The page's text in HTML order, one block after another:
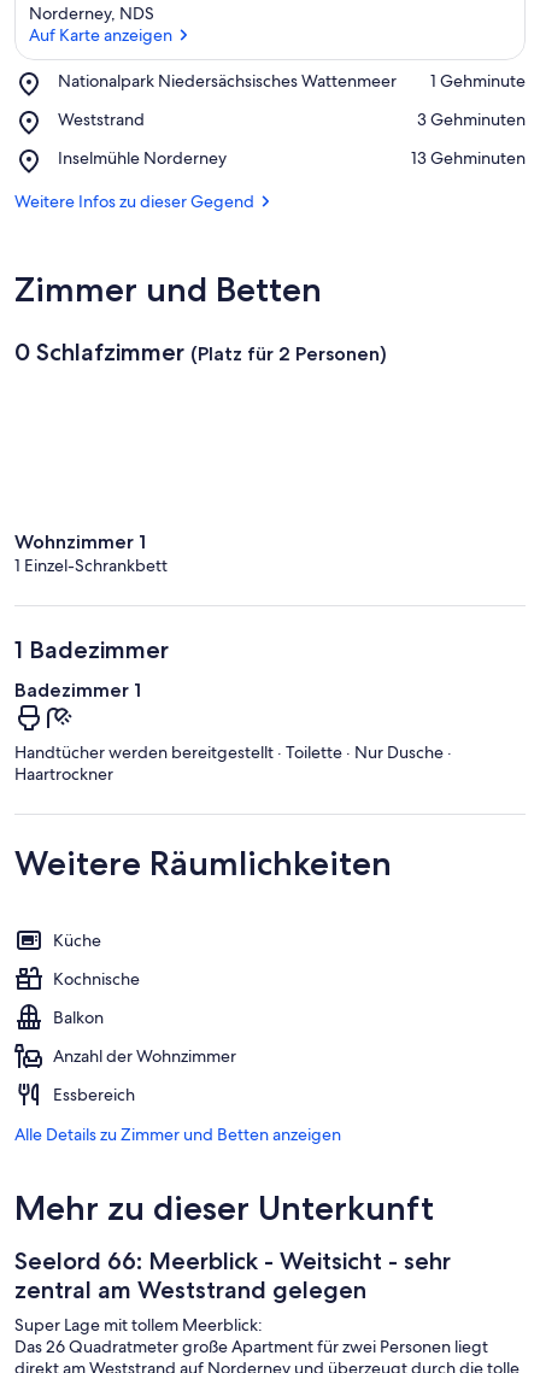
Norderney, NDS
Auf Karte anzeigen
Nationalpark Niedersächsisches Wattenmeer
Place,
Niedersächsisches
‪1 Gehminute‬
Weststrand
Place,
‪3 Gehminuten‬
Inselmühle Norderney
Place,
Norderney
‪13 Gehminuten‬
Weitere Infos zu dieser Gegend
Zimmer und Betten
0 Schlafzimmer (Platz für 2 Personen)
Wohnzimmer 1
1 Einzel-Schrankbett
1 Badezimmer
Badezimmer 1
Handtücher werden bereitgestellt · Toilette · Nur Dusche ·
Haartrockner
Weitere Räumlichkeiten
Küche
Kochnische
Balkon
Anzahl der Wohnzimmer
Essbereich
Alle Details zu Zimmer und Betten anzeigen
Mehr zu dieser Unterkunft
Seelord 66: Meerblick - Weitsicht - sehr
zentral am Weststrand gelegen
Super Lage mit tollem Meerblick:
Das 26 Quadratmeter große Apartment für zwei Personen liegt
direkt am Weststrand auf Norderney und überzeugt durch die tolle